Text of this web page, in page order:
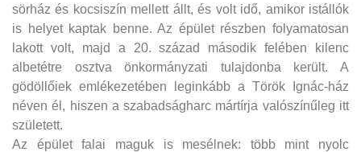
sörház és kocsiszín mellett állt, és volt idő, amikor istállók
is helyet kaptak benne. Az épület részben folyamatosan
lakott volt, majd a 20. század második felében kilenc
albetétre osztva önkormányzati tulajdonba került. A
gödöllőiek emlékezetében leginkább a Török Ignác-ház
néven él, hiszen a szabadságharc mártírja valószínűleg itt
született.
Az épület falai maguk is mesélnek: több mint nyolc